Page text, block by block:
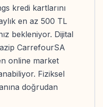
kredi kartlarını
en az 500 TL
bekleniyor. Dijital
CarrefourSA
online market
Fiziksel
doğrudan